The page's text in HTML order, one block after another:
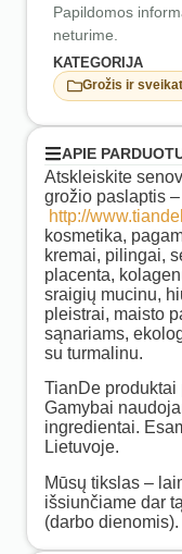
Papildomos
neturime.
KATEGORIJA
Grožis ir
APIE
Atskleiskite
grožio paslaptis
http://
kosmetika,
kremai, pilingai,
placenta,
sraigių mucinu,
pleistrai, maisto
sąnariams,
su turmalinu.
TianDe
Gamybai
ingredientai.
Lietuvoje.
Mūsų tikslas –
išsiunčiame dar
(darbo dienomis).